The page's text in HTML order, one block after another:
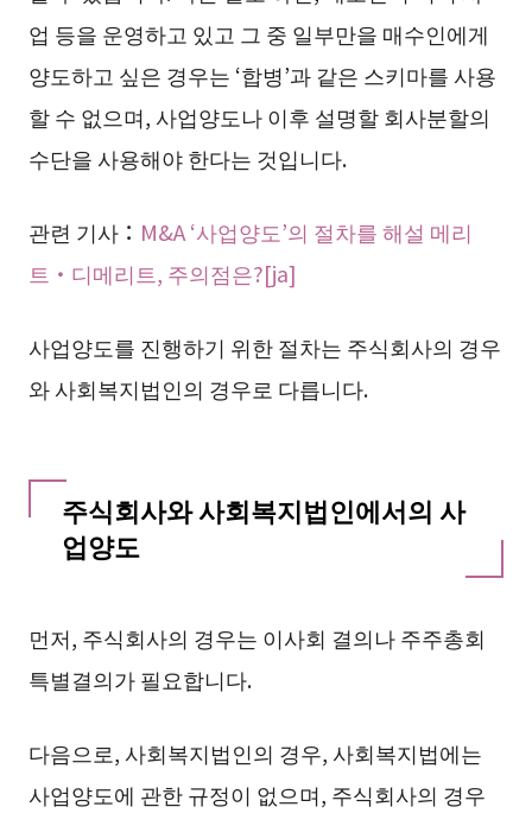
업 등을 운영하고 있고 그 중 일부만을 매수인에게
양도하고 싶은 경우는 ‘합병’과 같은 스키마를 사용
할 수 없으며, 사업양도나 이후 설명할 회사분할의
수단을 사용해야 한다는 것입니다.
관련 기사： M&A ‘사업양도’의 절차를 해설 메리
트・디메리트, 주의점은?[ja]
사업양도를 진행하기 위한 절차는 주식회사의 경우
와 사회복지법인의 경우로 다릅니다.
주식회사와 사회복지법인에서의 사
업양도
먼저, 주식회사의 경우는 이사회 결의나 주주총회
특별결의가 필요합니다.
다음으로, 사회복지법인의 경우, 사회복지법에는
사업양도에 관한 규정이 없으며, 주식회사의 경우